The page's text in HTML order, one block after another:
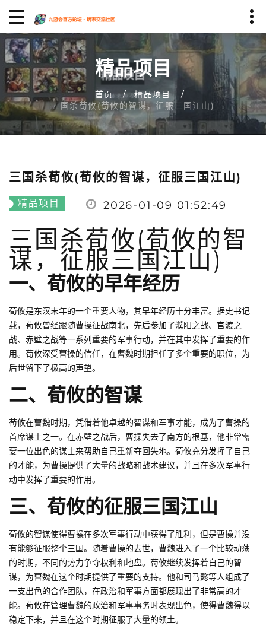
精品项目
首页
精品项目
三国杀荀攸(荀攸的智谋，征服三国江山)
三国杀荀攸(荀攸的智谋，征服三国江山)
精品项目 2026-01-09 01:52:49
三国杀荀攸(荀攸的智
谋，征服三国江山)
一、荀攸的早年经历
荀攸是东汉末年的一个重要人物，其早年经历十分丰富。据史书记
载，荀攸曾经跟随曹操征战南北，先后参加了濮阳之战、官渡之
战、赤壁之战等一系列重要的军事行动，并在其中发挥了重要的作
用。荀攸深受曹操的信任，在曹魏时期担任了多个重要的职位，为
后世留下了极高的声望。
二、荀攸的智谋
荀攸在曹魏时期，凭借着他卓越的智谋和军事才能，成为了曹操的
首席谋士之一。在赤壁之战后，曹操失去了南方的根基，他非常需
要一位出色的谋士来帮助自己重新夺回失地。荀攸充分发挥了自己
的才能，为曹操提供了大量的战略和战术建议，并且在多次军事行
动中发挥了重要的作用。
三、荀攸的征服三国江山
荀攸的智谋使得曹操在多次军事行动中获得了胜利，但是曹操并没
有能够征服整个三国。随着曹操的去世，曹魏进入了一个比较动荡
的时期，不同的势力争夺权利和地盘。荀攸继续发挥着自己的智
谋，为曹魏在这个时期提供了重要的支持。他和司马懿等人组成了
一支出色的合作团队，在政治和军事方面都展现出了非常高的才
能。荀攸在管理曹魏的政治和军事事务时表现出色，使得曹魏得以
稳定下来，并且在这个时期征服了大量的领土。